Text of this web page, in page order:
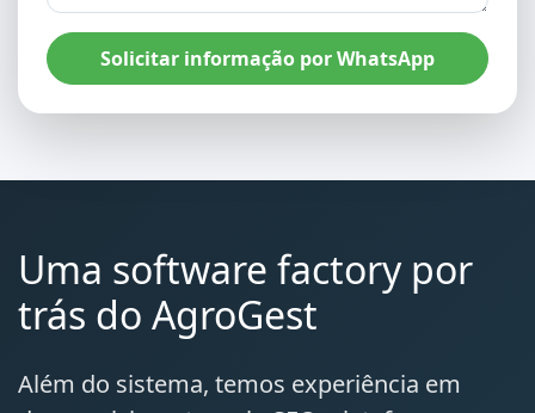
Solicitar informação por WhatsApp
Uma software factory por
trás do AgroGest
Além do sistema, temos experiência em